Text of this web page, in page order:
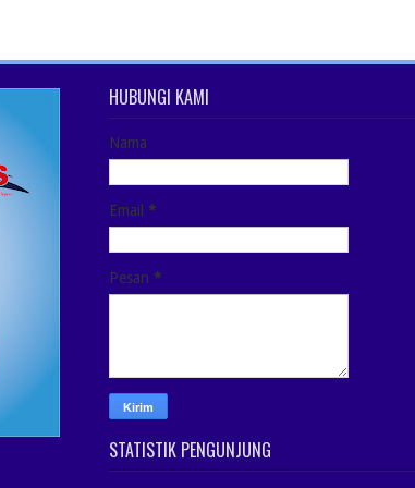
HUBUNGI KAMI
Nama
Email*
Pesan*
STATISTIK PENGUNJUNG